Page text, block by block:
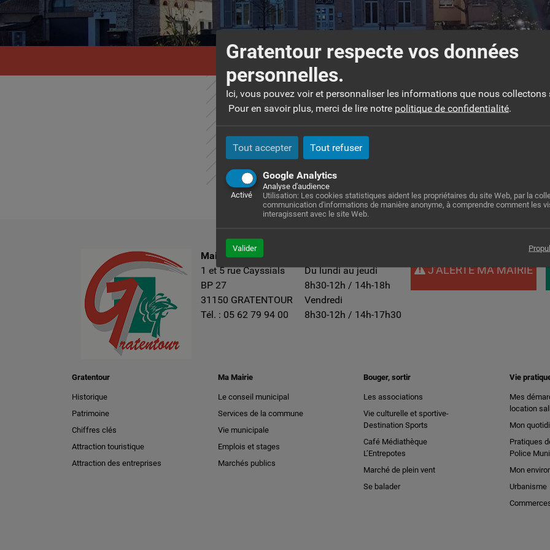
Gratentour respecte vos données
personnelles.
Ici, vous pouvez voir et personnaliser les informations que nous collectons
Pour en savoir plus, merci de lire notre politique de confidentialité.
Tout accepter Tout refuser
Google Analytics
Activé
Analyse d'audience
Utilisation: Les cookies statistiques aident les propriétaires du site Web, par la
communication d'informations de manière anonyme, à comprendre comment les
interagissent avec le site Web.
Valider
Direction ALAE SAQUER
Mairie de Gratentour
1 et 5 rue Cayssials
BP 27
31150 GRATENTOUR
Tél. : 05 62 79 94 00
Du lundi au jeudi
8h30-12h / 14h-18h
Vendredi
8h30-12h / 14h-17h30
J’ALERTE MA MAIRIE
Gratentour
Historique
Patrimoine
Chiffres clés
Attraction touristique
Attraction des entreprises
Ma Mairie
Le conseil municipal
Services de la commune
Vie municipale
Emplois et stages
Marchés publics
Bouger, sortir
Les associations
Vie culturelle et sportive-
Destination Sports
Café Médiathèque
L’Entrepotes
Marché de plein vent
Se balader
Vie
Mes
location
Mon
Pratiques
Police
Mon
Urbanisme